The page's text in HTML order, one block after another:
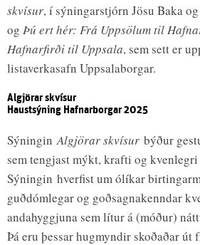
skvísur, í sýningarstjórn Jösu Baka
og Þú ert hér: Frá Uppsölum til
Hafnarfirði til Uppsala, sem sett er
listaverkasafn Uppsalaborgar.
Algjörar skvísur
Haustsýning Hafnarborgar 2025
SýninginAlgjörar skvísur býður
sem tengjast mýkt, krafti og
Sýningin hverfist um ólíkar
guðdómlegar og goðsagnakenndar
andahyggjuna sem lítur á (móður)
Þá eru þessar hugmyndir skoðaðar